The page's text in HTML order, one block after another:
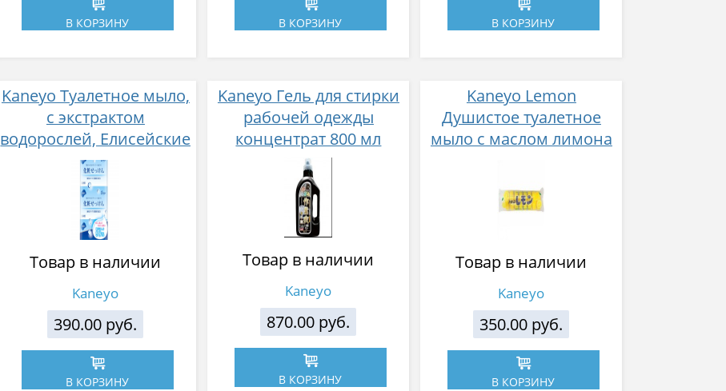
В КОРЗИНУ В КОРЗИНУ В КОРЗИНУ
Kaneyo Туалетное мыло,
с экстрактом
водорослей, Елисейские
травы, 3х80 гр
Товар в наличии
Kaneyo
390.00 руб.
В КОРЗИНУ
Kaneyo Гель для стирки
рабочей одежды
концентрат 800 мл
Товар в наличии
Kaneyo
870.00 руб.
В КОРЗИНУ
Kaneyo Lemon
Душистое туалетное
мыло с маслом лимона
г х 8 шт
Товар в наличии
Kaneyo
350.00 руб.
В КОРЗИНУ